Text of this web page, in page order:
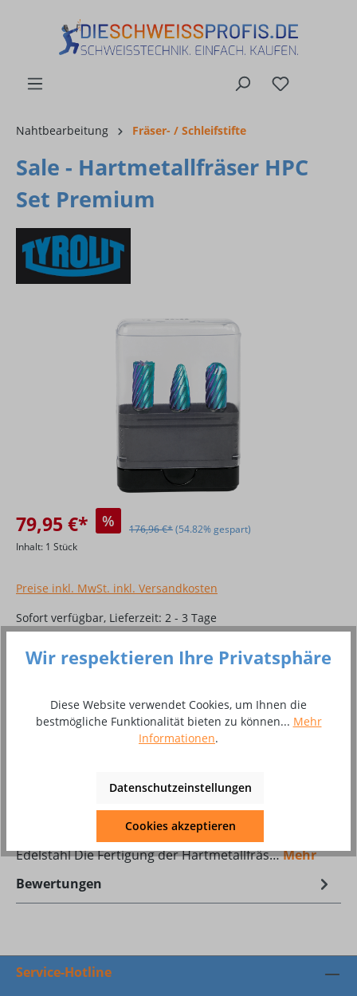
Nahtbearbeitung Fräser- / Schleifstifte
Sale - Hartmetallfräser HPC
Set Premium
Bildergalerie überspringen
79,95 €* % 176,96 €*(54.82% gespart)
Inhalt: 1 Stück
Preise inkl. MwSt. inkl. Versandkosten
Sofort verfügbar, Lieferzeit: 2 - 3 Tage
Produkt Anzahl: Gib den gewünschten
In den Warenkorb
Zum Merkzettel hinzufügen
Produktnummer:8002666
Performance Coating) Setfür Guss, Stahl und
Edelstahl Die Fertigung der Hartmetallfräs…Mehr
Bewertungen
Service-Hotline
Wir respektieren Ihre Privatsphäre
Diese Website verwendet Cookies, um Ihnen die
bestmögliche Funktionalität bieten zu können... Mehr
Informationen.
Datenschutzeinstellungen
Cookies akzeptieren